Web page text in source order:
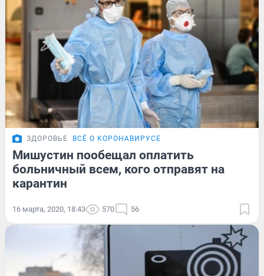
ЗДОРОВЬЕ ВСЁ О КОРОНАВИРУСЕ
Мишустин пообещал оплатить
больничный всем, кого отправят на
карантин
16 марта, 2020, 18:43 570 56